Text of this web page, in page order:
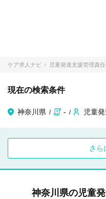
ケア求人ナビ 児童発達支援管理責任
現在の検索条件
神奈川県 - 児童
さら
神奈川県の児童